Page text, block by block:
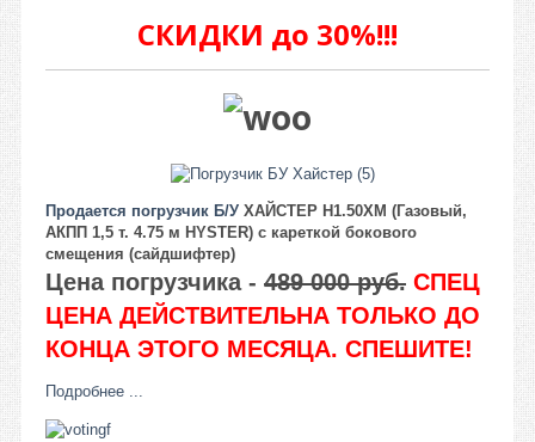
СКИДКИ до 30%!!!
Продается погрузчик Б/У ХАЙСТЕР H1.50XM (Газовый,
АКПП 1,5 т. 4.75 м HYSTER) с кареткой бокового
смещения (сайдшифтер)
Цена погрузчика - 489 000 руб. СПЕЦ
ЦЕНА ДЕЙСТВИТЕЛЬНА ТОЛЬКО ДО
КОНЦА ЭТОГО МЕСЯЦА. СПЕШИТЕ!
Подробнее ...